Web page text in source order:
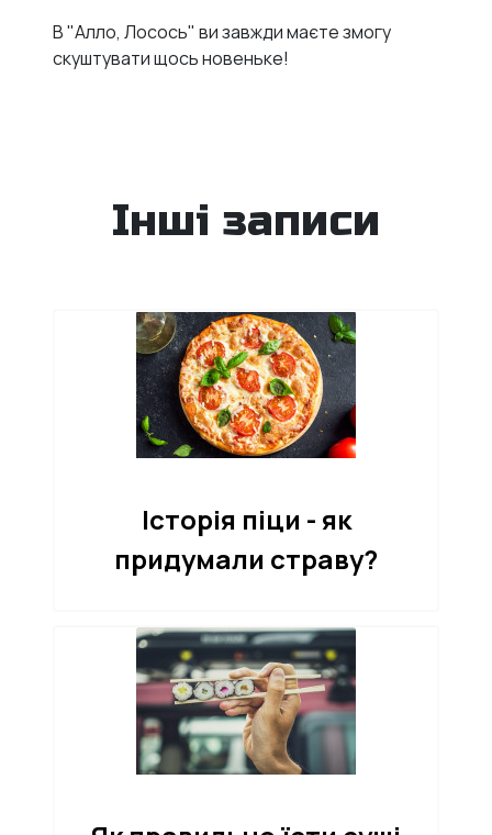
В "Алло, Лосось" ви завжди маєте змогу
скуштувати щось новеньке!
Інші записи
Історія піци - як
придумали страву?